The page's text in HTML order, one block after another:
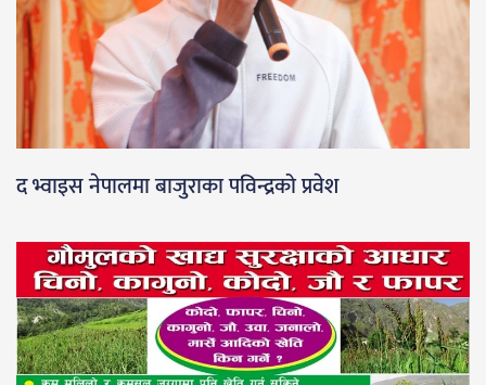
द भ्वाइस नेपालमा बाजुराका पविन्द्रको प्रवेश